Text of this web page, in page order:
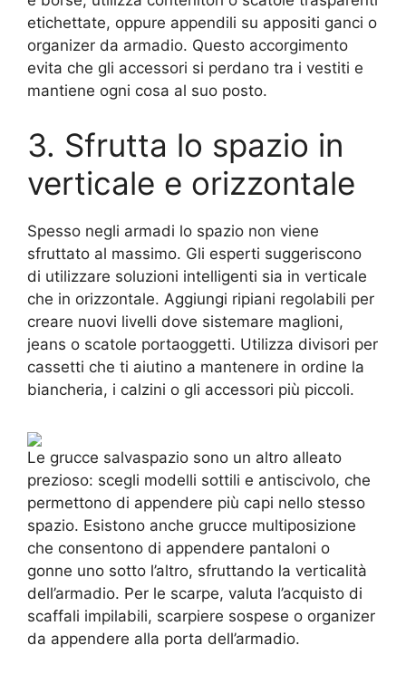
etichettate, oppure appendili su appositi ganci o
organizer da armadio. Questo accorgimento
evita che gli accessori si perdano tra i vestiti e
mantiene ogni cosa al suo posto.
3. Sfrutta lo spazio in
verticale e orizzontale
Spesso negli armadi lo spazio non viene
sfruttato al massimo. Gli esperti suggeriscono
di utilizzare soluzioni intelligenti sia in verticale
che in orizzontale. Aggiungi ripiani regolabili per
creare nuovi livelli dove sistemare maglioni,
jeans o scatole portaoggetti. Utilizza divisori per
cassetti che ti aiutino a mantenere in ordine la
biancheria, i calzini o gli accessori più piccoli.
Le grucce salvaspazio sono un altro alleato
prezioso: scegli modelli sottili e antiscivolo, che
permettono di appendere più capi nello stesso
spazio. Esistono anche grucce multiposizione
che consentono di appendere pantaloni o
gonne uno sotto l’altro, sfruttando la verticalità
dell’armadio. Per le scarpe, valuta l’acquisto di
scaffali impilabili, scarpiere sospese o organizer
da appendere alla porta dell’armadio.